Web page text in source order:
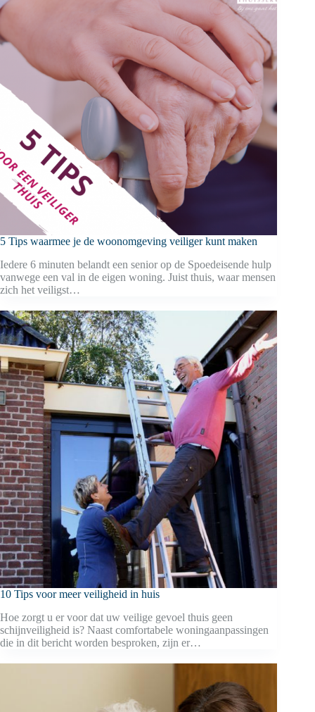
5 Tips waarmee je de woonomgeving veiliger kunt maken
Iedere 6 minuten belandt een senior op de Spoedeisende hulp
vanwege een val in de eigen woning. Juist thuis, waar mensen
zich het veiligst…
10 Tips voor meer veiligheid in huis
Hoe zorgt u er voor dat uw veilige gevoel thuis geen
schijnveiligheid is? Naast comfortabele woningaanpassingen
die in dit bericht worden besproken, zijn er…